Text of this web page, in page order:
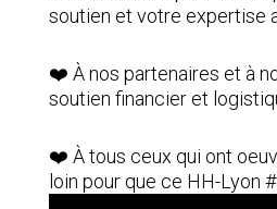
soutien et votre expertise
❤️ À nos partenaires et à
soutien financier et
❤️ À tous ceux qui ont
loin pour que ce HH-Lyon